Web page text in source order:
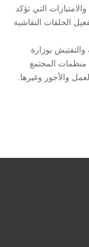
التي تؤكد
الحلقات النقاشية
بوزارة
منظمات المجتمع
والأجور وغيرها